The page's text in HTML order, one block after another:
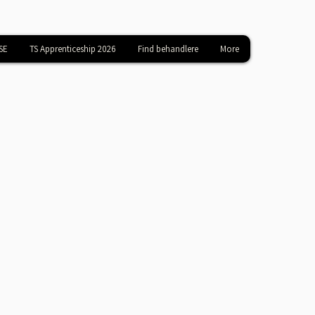
TS Apprenticeship 2026 Find behandlere More